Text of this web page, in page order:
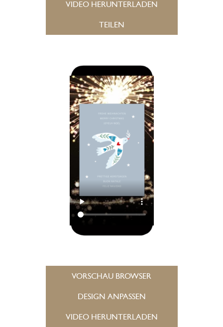
VIDEO HERUNTERLADEN
TEILEN
VORSCHAU BROWSER
DESIGN ANPASSEN
VIDEO HERUNTERLADEN